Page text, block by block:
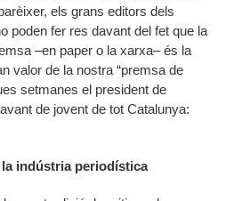
els grans editors dels
poden fer res davant del fet que la
–en paper o la xarxa– és la
valor de la nostra “premsa de
setmanes el president de
de jovent de tot Catalunya:
indústria periodística